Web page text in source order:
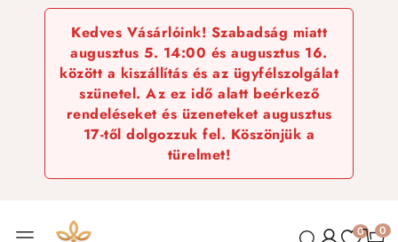
Kedves Vásárlóink! Szabadság miatt
augusztus 5. 14:00 és augusztus 16.
között a kiszállítás és az ügyfélszolgálat
szünetel. Az ez idő alatt beérkező
rendeléseket és üzeneteket augusztus
17-től dolgozzuk fel. Köszönjük a
türelmet!
0 0